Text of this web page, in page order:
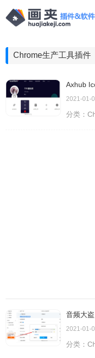
Chrome生产工具插件
Axhub
2021-01-
分类：
音频大
2021-01-
分类：